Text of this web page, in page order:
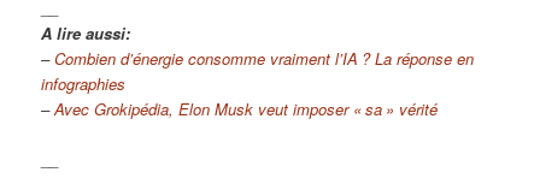
A lire aussi:
–Combien d’énergie consomme vraiment l’IA ? La réponse en
infographies
–Avec Grokipédia, Elon Musk veut imposer «sa » vérité